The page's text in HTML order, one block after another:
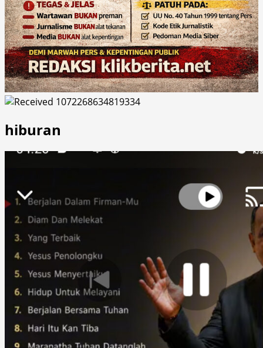
hiburan